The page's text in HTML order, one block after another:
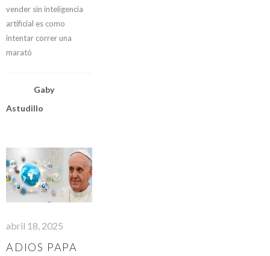
vender sin inteligencia
artificial es como
intentar correr una
marató
Gaby
Astudillo
abril 18, 2025
ADIOS PAPA